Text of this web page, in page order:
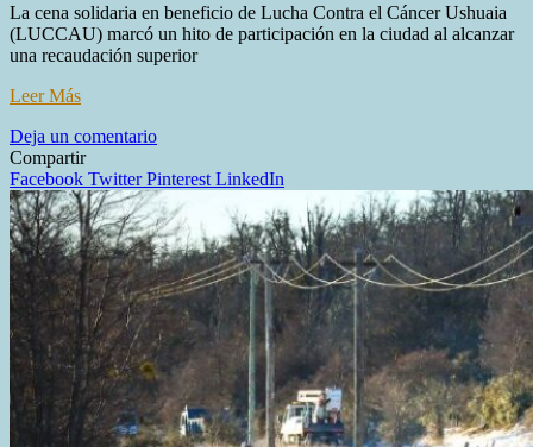
La cena solidaria en beneficio de Lucha Contra el Cáncer Ushuaia
(LUCCAU) marcó un hito de participación en la ciudad al alcanzar
una recaudación superior
Leer Más
Deja un comentarioen
“LAS
CAUSAS
NOBLES
MOVILIZAN
Y
UNEN
A
LA
SOCIEDAD”
Compartir
Facebook TwitterPinterest LinkedIn